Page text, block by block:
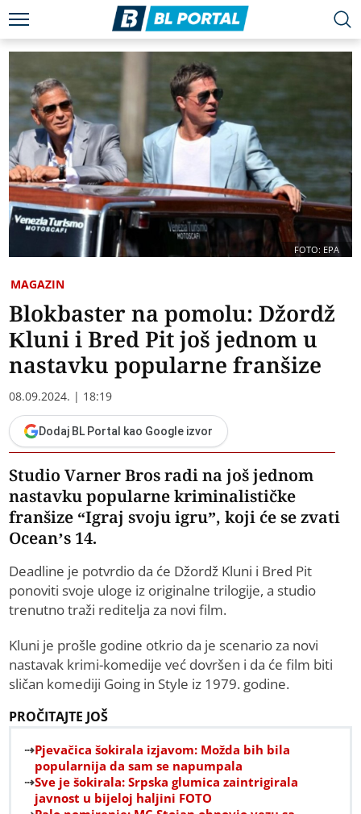
FOTO: EPA
MAGAZIN
Blokbaster na pomolu: Džordž
Kluni i Bred Pit još jednom u
nastavku popularne franšize
08.09.2024. | 18:19
Dodaj BL Portal kao Google izvor
Studio Varner Bros radi na još jednom
nastavku popularne kriminalističke
franšize “Igraj svoju igru”, koji će se zvati
Ocean’s 14.
Deadline je potvrdio da će Džordž Kluni i Bred Pit
ponoviti svoje uloge iz originalne trilogije, a studio
trenutno traži reditelja za novi film.
Kluni je prošle godine otkrio da je scenario za novi
nastavak krimi-komedije već dovršen i da će film biti
sličan komediji Going in Style iz 1979. godine.
PROČITAJTE JOŠ
Pjevačica šokirala izjavom: Možda bih bila
popularnija da sam se napumpala
Sve je šokirala: Srpska glumica zaintrigirala
javnost u bijeloj haljini FOTO